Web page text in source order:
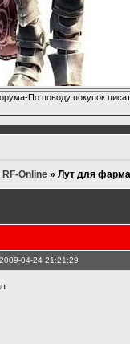
По поводу покупок
Online »Лут для
2009-04-24 21:21:29